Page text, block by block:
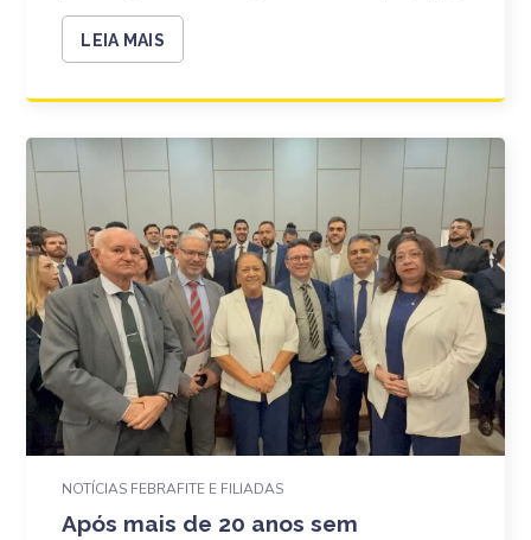
LEIA MAIS
NOTÍCIAS FEBRAFITE E FILIADAS
Após mais de 20 anos sem